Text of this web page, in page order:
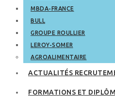
MBDA-FRANCE
BULL
GROUPE ROULLIER
LEROY-SOMER
AGROALIMENTAIRE
ACTUALITÉS
FORMATIONS ET